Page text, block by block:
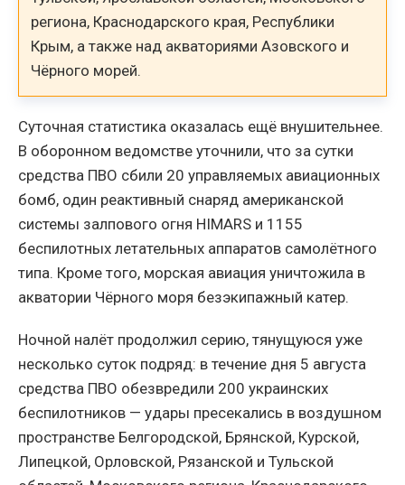
региона, Краснодарского края, Республики
Крым, а также над акваториями Азовского и
Чёрного морей.
Суточная статистика оказалась ещё внушительнее.
В оборонном ведомстве уточнили, что за сутки
средства ПВО сбили 20 управляемых авиационных
бомб, один реактивный снаряд американской
системы залпового огня HIMARS и 1155
беспилотных летательных аппаратов самолётного
типа. Кроме того, морская авиация уничтожила в
акватории Чёрного моря безэкипажный катер.
Ночной налёт продолжил серию, тянущуюся уже
несколько суток подряд: в течение дня 5 августа
средства ПВО обезвредили 200 украинских
беспилотников — удары пресекались в воздушном
пространстве Белгородской, Брянской, Курской,
Липецкой, Орловской, Рязанской и Тульской